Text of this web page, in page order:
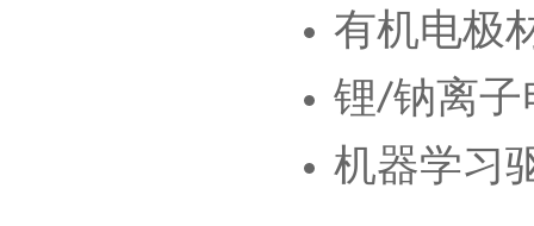
有机电极
锂/钠离子
机器学习